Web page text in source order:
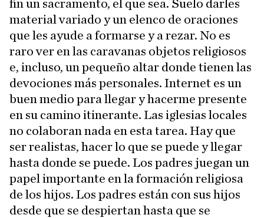
fin un sacramento, el que sea. Suelo darles
material variado y un elenco de oraciones
que les ayude a formarse y a rezar. No es
raro ver en las caravanas objetos religiosos
e, incluso, un pequeño altar donde tienen las
devociones más personales. Internet es un
buen medio para llegar y hacerme presente
en su camino itinerante. Las iglesias locales
no colaboran nada en esta tarea. Hay que
ser realistas, hacer lo que se puede y llegar
hasta donde se puede. Los padres juegan un
papel importante en la formación religiosa
de los hijos. Los padres están con sus hijos
desde que se despiertan hasta que se